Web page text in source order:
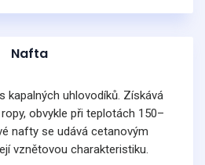
Nafta
uhlovodíků. Získává
obvykle při teplotách 150–
nafty se udává cetanovým
vznětovou charakteristiku.